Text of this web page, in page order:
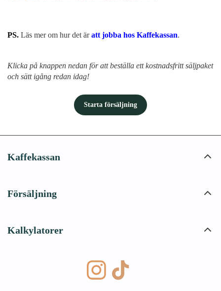
PS. Läs mer om hur det äratt jobba hos Kaffekassan.
Klicka på knappen nedan för att beställa ett kostnadsfritt säljpaket
och sätt igång redan idag!
Starta försäljning
Kaffekassan
Försäljning
Kalkylatorer